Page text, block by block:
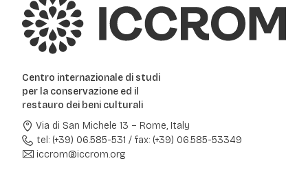
Centro internazionale di studi
per la conservazione ed il
restauro dei beni culturali
Via di San Michele 13 – Rome, Italy
tel: (+39) 06.585-531 / fax: (+39) 06.585-53349
iccrom@iccrom.org